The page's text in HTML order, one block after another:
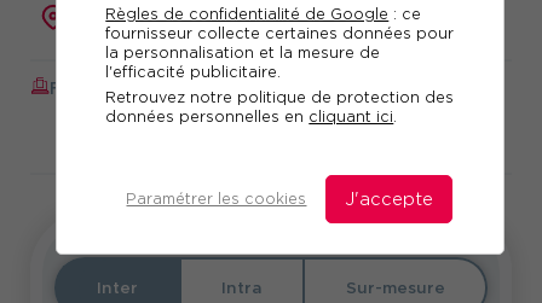
Règles de confidentialité de Google : ce
fournisseur collecte certaines données pour
la personnalisation et la mesure de
l'efficacité publicitaire.
Retrouvez notre politique de protection des
données personnelles en cliquant ici.
Paramétrer les cookies J'accepte
FORMATION AUGMENTÉE Réf. 10918
présentiel ou à distance
Inter Intra Sur-mesure